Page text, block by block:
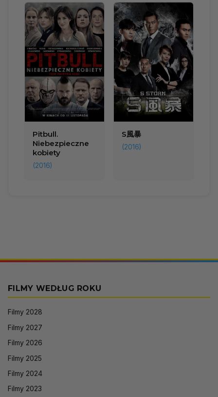
Pitbull.
Niebezpieczne
kobiety
(2016)
S風暴
(2016)
FILMY WEDŁUG ROKU
Filmy 2028
Filmy 2027
Filmy 2026
Filmy 2025
Filmy 2024
Filmy 2023